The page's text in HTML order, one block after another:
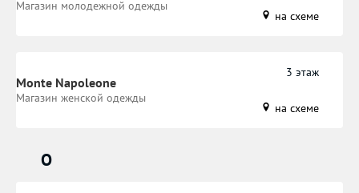
Магазин молодежной одежды
на схеме
Monte Napoleone
Магазин женской одежды
3 этаж
на схеме
O